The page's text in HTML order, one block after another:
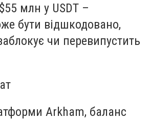
млн у USDT –
бути відшкодовано,
чи перевипустить
Arkham, баланс